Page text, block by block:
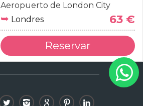
Aeropuerto de London City
➥ Londres 63 €
Reservar